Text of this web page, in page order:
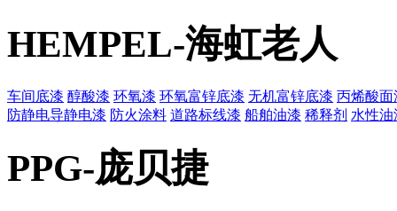
HEMPEL-海虹老人
车间底漆 醇酸漆 环氧漆 环氧富锌底漆 无机富锌底漆 丙烯酸面
防静电导静电漆 防火涂料 道路标线漆 船舶油漆 稀释剂 水性油
PPG-庞贝捷